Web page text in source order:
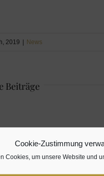
Cookie-Zustimmung
Cookies, um unsere Website und
2019 | News
Beiträge